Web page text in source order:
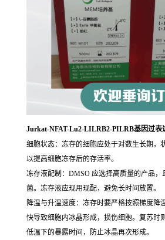
Jurkat-NFAT-Lu2-LILRB2-PILRB基因过表
细胞状态：冻存的细胞应处于对数生长期，
以提高细胞冻存后的存活率。
冻存液配制：DMSO 应选择高质量的产品
菌。冻存液应现用现配，避免长时间放置。
降温与升温速度：冻存时要严格按照梯度降
快导致细胞内冰晶形成，损伤细胞。复苏时
低温下的暴露时间，防止冰晶再次形成。